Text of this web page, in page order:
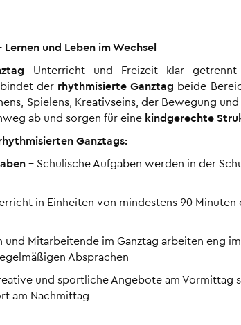
und Leben im Wechsel
Unterricht und Freizeit klar getrennt
der rhythmisierte Ganztag beide
Spielens, Kreativseins, der Bewegung
ab und sorgen für eine kindgerechte
Ganztags:
– Schulische Aufgaben werden in der
in Einheiten von mindestens 90
Mitarbeitende im Ganztag arbeiten eng
Absprachen
und sportliche Angebote am Vormittag
am Nachmittag